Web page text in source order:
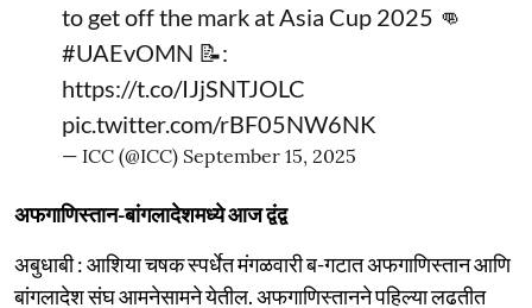
to get off the mark at Asia Cup 2025 👊
#UAEvOMN 📝:
https://t.co/IJjSNTJOLC
pic.twitter.com/rBF05NW6NK
— ICC (@ICC) September 15, 2025
अफगाणिस्तान-बांगलादेशमध्ये आज द्वंद्व
अबुधाबी : आशिया चषक स्पर्धेत मंगळवारी ब-गटात अफगाणिस्तान आणि
बांगलादेश संघ आमनेसामने येतील. अफगाणिस्तानने पहिल्या लढतीत